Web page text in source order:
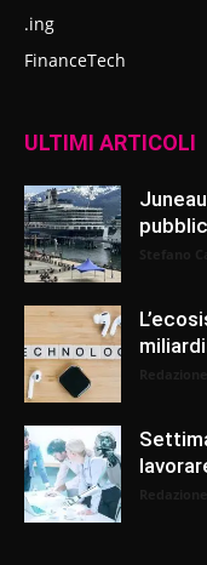
.ing
FinanceTech
ULTIMI ARTICOLI